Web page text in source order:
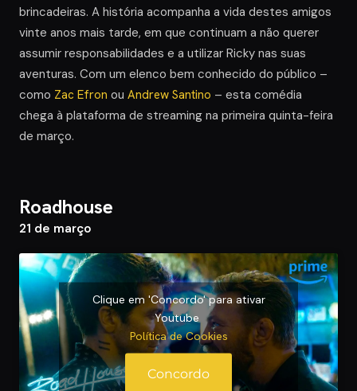
brincadeiras. A história acompanha a vida destes amigos
vinte anos mais tarde, em que continuam a não querer
assumir responsabilidades e a utilizar Ricky nas suas
aventuras. Com um elenco bem conhecido do público –
como Zac Efron ou Andrew Santino – esta comédia
chega à plataforma de streaming na primeira quinta-feira
de março.
Roadhouse
21 de março
Clique em 'Concordo' para ativar
Youtube
Política de Cookies
Concordo